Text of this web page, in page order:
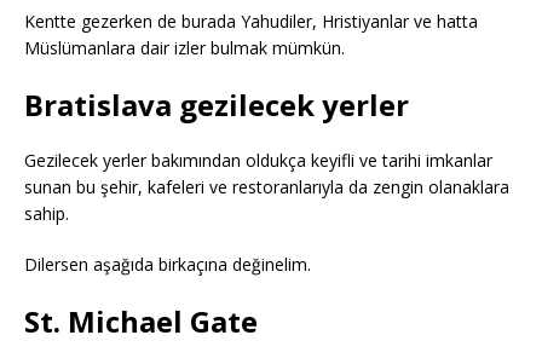
Kentte gezerken de burada Yahudiler, Hristiyanlar ve hatta
Müslümanlara dair izler bulmak mümkün.
Bratislava gezilecek yerler
Gezilecek yerler bakımından oldukça keyifli ve tarihi imkanlar
sunan bu şehir, kafeleri ve restoranlarıyla da zengin olanaklara
sahip.
Dilersen aşağıda birkaçına değinelim.
St. Michael Gate